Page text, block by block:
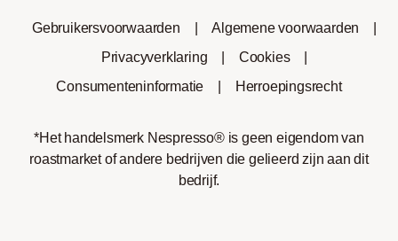
Gebruikersvoorwaarden Algemene voorwaarden
Privacyverklaring
Cookies
Consumenteninformatie
Herroepingsrecht
*Het handelsmerk Nespresso® is geen eigendom van
roastmarket of andere bedrijven die gelieerd zijn aan dit
bedrijf.